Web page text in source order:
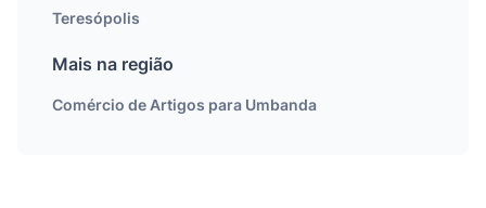
Teresópolis
Mais na região
Comércio de Artigos para Umbanda